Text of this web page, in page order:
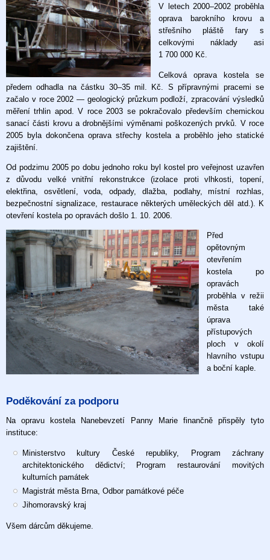
V letech 2000–2002 proběhla
oprava barokního krovu a
střešního pláště fary s
celkovými náklady asi
1 700 000 Kč.
Celková oprava kostela se
předem odhadla na částku 30–35 mil. Kč. S přípravnými pracemi se
začalo v roce 2002 — geologický průzkum podloží, zpracování výsledků
měření trhlin apod. V roce 2003 se pokračovalo především chemickou
sanací části krovu a drobnějšími výměnami poškozených prvků. V roce
2005 byla dokončena oprava střechy kostela a proběhlo jeho statické
zajištění.
Od podzimu 2005 po dobu jednoho roku byl kostel pro veřejnost uzavřen
z důvodu velké vnitřní rekonstrukce (izolace proti vlhkosti, topení,
elektřina, osvětlení, voda, odpady, dlažba, podlahy, místní rozhlas,
bezpečnostní signalizace, restaurace některých uměleckých děl atd.). K
otevření kostela po opravách došlo 1. 10. 2006.
Před
opětovným
otevřením
kostela po
opravách
proběhla v režii
města také
úprava
přístupových
ploch v okolí
hlavního vstupu
a boční kaple.
Poděkování za podporu
Na opravu kostela Nanebevzetí Panny Marie finančně přispěly tyto
instituce:
Ministerstvo kultury České republiky, Program záchrany
architektonického dědictví; Program restaurování movitých
kulturních památek
Magistrát města Brna, Odbor památkové péče
Jihomoravský kraj
Všem dárcům děkujeme.